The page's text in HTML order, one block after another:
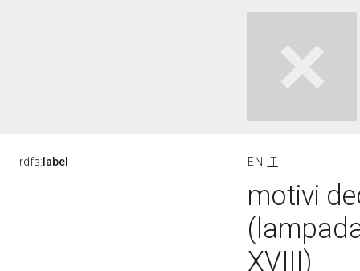
rdfs: label EN IT
motivi
XVIII)